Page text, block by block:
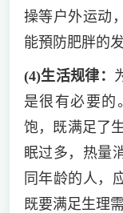
操等户外运动
能預防肥胖的发
(4)生活规律：
是很有必要的
饱，既满足了
眠过多，热量
同年龄的人，
既要满足生理